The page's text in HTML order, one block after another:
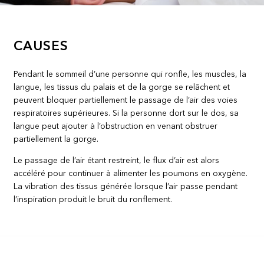
CAUSES
Pendant le sommeil d’une personne qui ronfle, les muscles, la
langue, les tissus du palais et de la gorge se relâchent et
peuvent bloquer partiellement le passage de l’air des voies
respiratoires supérieures. Si la personne dort sur le dos, sa
langue peut ajouter à l’obstruction en venant obstruer
partiellement la gorge.
Le passage de l’air étant restreint, le flux d’air est alors
accéléré pour continuer à alimenter les poumons en oxygène.
La vibration des tissus générée lorsque l’air passe pendant
l’inspiration produit le bruit du ronflement.